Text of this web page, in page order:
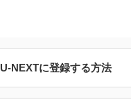
U-NEXTに登録する方法